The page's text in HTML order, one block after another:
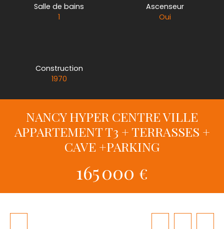
Salle de bains
1
Ascenseur
Oui
Construction
1970
NANCY HYPER CENTRE VILLE
APPARTEMENT T3 + TERRASSES +
CAVE +PARKING
165 000 €